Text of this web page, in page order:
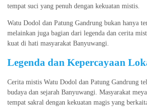
tempat suci yang penuh dengan kekuatan mistis.
Watu Dodol dan Patung Gandrung bukan hanya
melainkan juga bagian dari legenda dan cerita
kuat di hati masyarakat Banyuwangi.
Legenda dan Kepercayaan
Cerita mistis Watu Dodol dan Patung Gandrung
budaya dan sejarah Banyuwangi. Masyarakat
tempat sakral dengan kekuatan magis yang